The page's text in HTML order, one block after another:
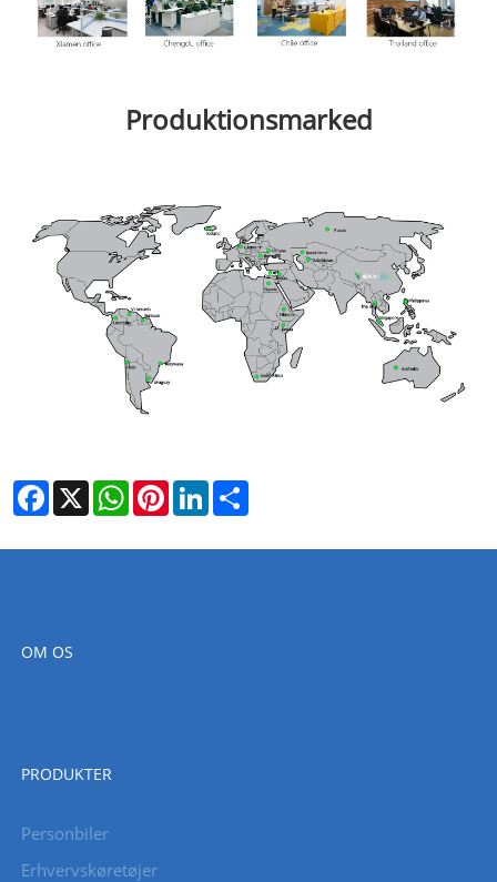
Produktionsmarked
Facebook
X WhatsAppPinterestLinkedIn
OM OS
PRODUKTER
Personbiler
Erhvervskøretøjer